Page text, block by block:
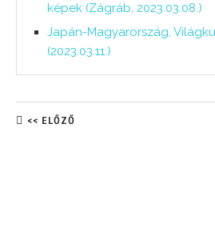
képek (Zágráb, 2023.03.08.)
Japán-Magyarország,
(2023.03.11.)
<< ELŐZŐ